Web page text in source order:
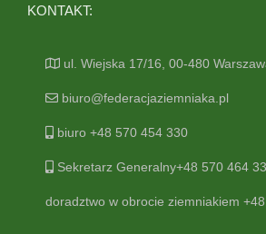
KONTAKT:
ul. Wiejska 17/16, 00-480
biuro@federacjaziemniaka.pl
biuro +48 570 454 330
Sekretarz Generalny+48 570 464
doradztwo w obrocie ziemniakiem